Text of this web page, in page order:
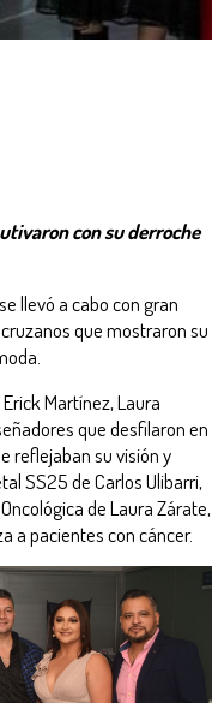
con su derroche
llevó a cabo con gran
que mostraron su
Martínez, Laura
que desfilaron en
reflejaban su visión y
SS25 de Carlos Ulibarri,
de Laura Zárate,
a pacientes con cáncer.